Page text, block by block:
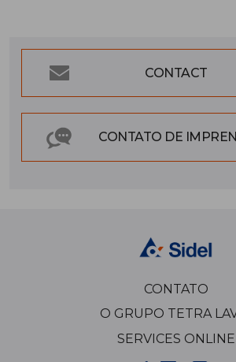
CONTACT
CONTATO DE
CONTATO
O GRUPO TETRA
SERVICES ONLINE